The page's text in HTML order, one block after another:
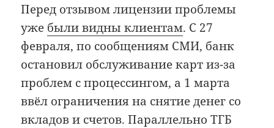
Перед отзывом лицензии проблемы
уже были видны клиентам. С 27
февраля, по сообщениям СМИ, банк
остановил обслуживание карт из-за
проблем с процессингом, а 1 марта
ввёл ограничения на снятие денег со
вкладов и счетов. Параллельно ТГБ